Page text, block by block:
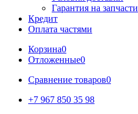
Гарантия на запчасти
Кредит
Оплата частями
Корзина0
Отложенные0
Сравнение товаров0
+7 967 850 35 98